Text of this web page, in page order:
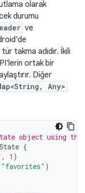
olarak
durumu
ve
takma adıdır. İkili
ortak bir
Diğer
Any>
object using the
{
, 1 )
"favorites" )